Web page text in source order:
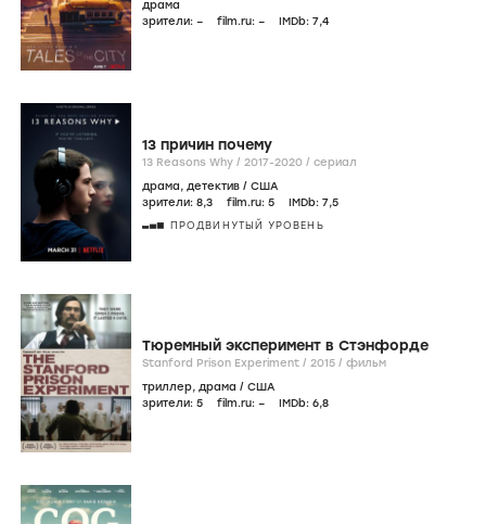
драма
зрители: – film.ru: – IMDb: 7,4
13 причин почему
13 Reasons Why / 2017-2020 / сериал
драма, детектив / США
зрители: 8,3 film.ru: 5 IMDb: 7,5
ПРОДВИНУТЫЙ УРОВЕНЬ
Тюремный эксперимент в Стэнфорде
Stanford Prison Experiment / 2015 / фильм
триллер, драма / США
зрители: 5 film.ru: – IMDb: 6,8